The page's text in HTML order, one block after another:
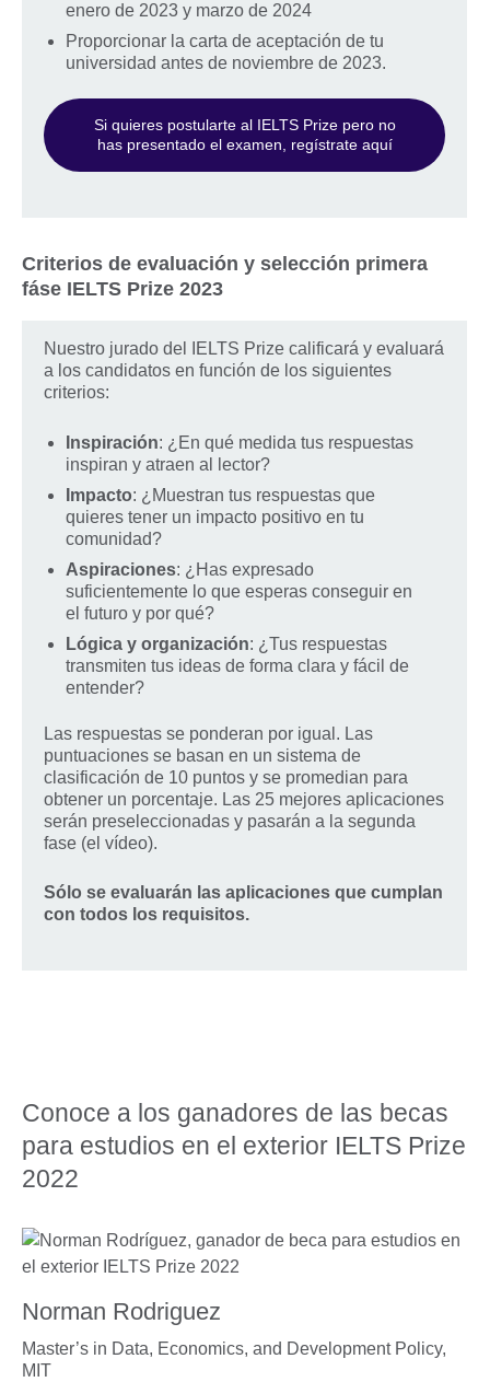
enero de 2023 y marzo de 2024
Proporcionar la carta de aceptación de tu
universidad antes de noviembre de 2023.
Si quieres postularte al IELTS Prize pero no
has presentado el examen, regístrate aquí
Criterios de evaluación y selección primera
fáse IELTS Prize 2023
Nuestro jurado del IELTS Prize calificará y evaluará
a los candidatos en función de los siguientes
criterios:
Inspiración: ¿En qué medida tus respuestas
inspiran y atraen al lector?
Impacto: ¿Muestran tus respuestas que
quieres tener un impacto positivo en tu
comunidad?
Aspiraciones: ¿Has expresado
suficientemente lo que esperas conseguir en
el futuro y por qué?
Lógica y organización: ¿Tus respuestas
transmiten tus ideas de forma clara y fácil de
entender?
Las respuestas se ponderan por igual. Las
puntuaciones se basan en un sistema de
clasificación de 10 puntos y se promedian para
obtener un porcentaje. Las 25 mejores aplicaciones
serán preseleccionadas y pasarán a la segunda
fase (el vídeo).
Sólo se evaluarán las aplicaciones que cumplan
con todos los requisitos.
Conoce a los ganadores de las becas
para estudios en el exterior IELTS Prize
2022​
Norman Rodriguez
Master’s in Data, Economics, and Development Policy,
MIT